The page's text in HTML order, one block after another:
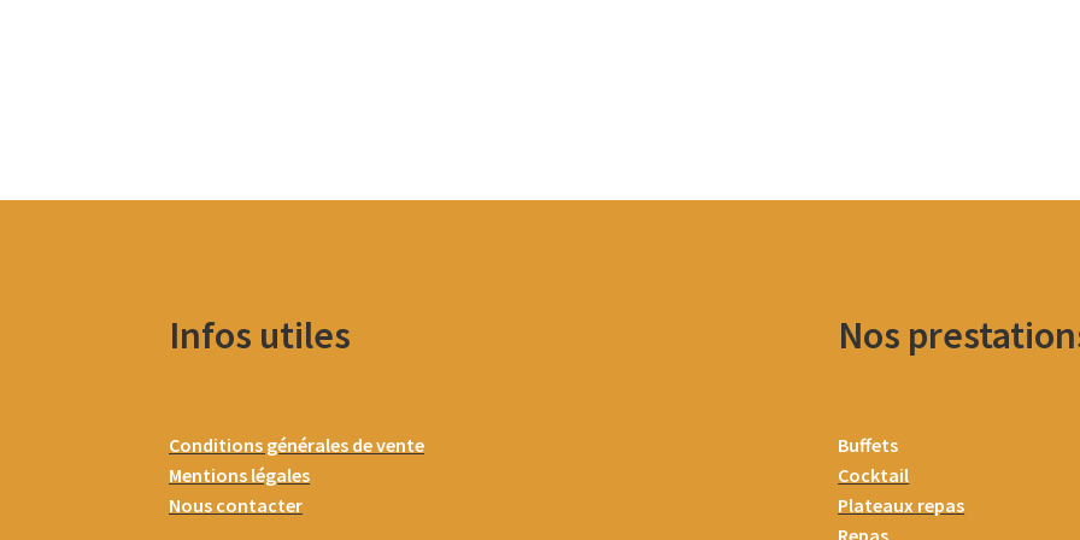
Infos utiles
Conditions générales de vente
Mentions légales
Nous contacter
Nos
Buffets
Cocktail
Plateaux repas
Repas